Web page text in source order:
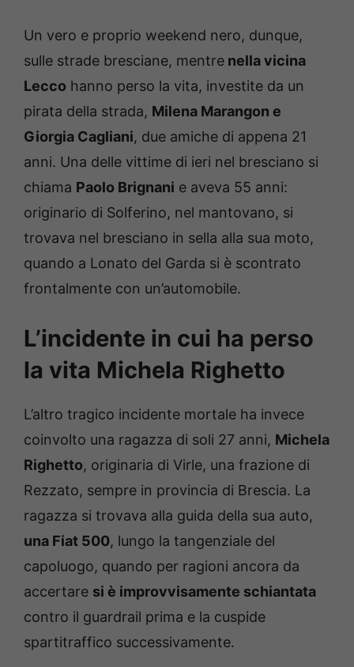
Un vero e proprio weekend nero, dunque,
sulle strade bresciane, mentre nella vicina
Lecco hanno perso la vita, investite da un
pirata della strada, Milena Marangon e
Giorgia Cagliani, due amiche di appena 21
anni. Una delle vittime di ieri nel bresciano si
chiama Paolo Brignani e aveva 55 anni:
originario di Solferino, nel mantovano, si
trovava nel bresciano in sella alla sua moto,
quando a Lonato del Garda si è scontrato
frontalmente con un’automobile.
L’incidente in cui ha perso
la vita Michela Righetto
L’altro tragico incidente mortale ha invece
coinvolto una ragazza di soli 27 anni, Michela
Righetto, originaria di Virle, una frazione di
Rezzato, sempre in provincia di Brescia. La
ragazza si trovava alla guida della sua auto,
una Fiat 500, lungo la tangenziale del
capoluogo, quando per ragioni ancora da
accertare si è improvvisamente schiantata
contro il guardrail prima e la cuspide
spartitraffico successivamente.